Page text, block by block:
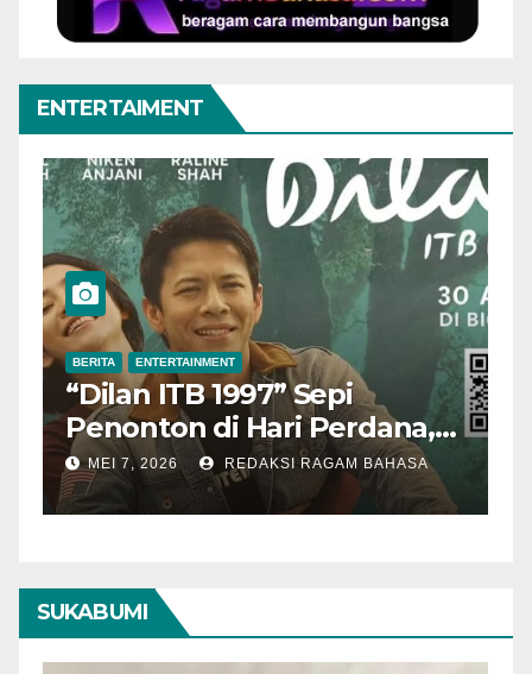
ENTERTAIMENT
BERITA ENTERTAINMENT
“Dilan ITB 1997” Sepi
Penonton di Hari Perdana,
Pengamat Nilai Cerita
Kurang Kuat
MEI 7, 2026 REDAKSI RAGAM BAHASA
SUKABUMI